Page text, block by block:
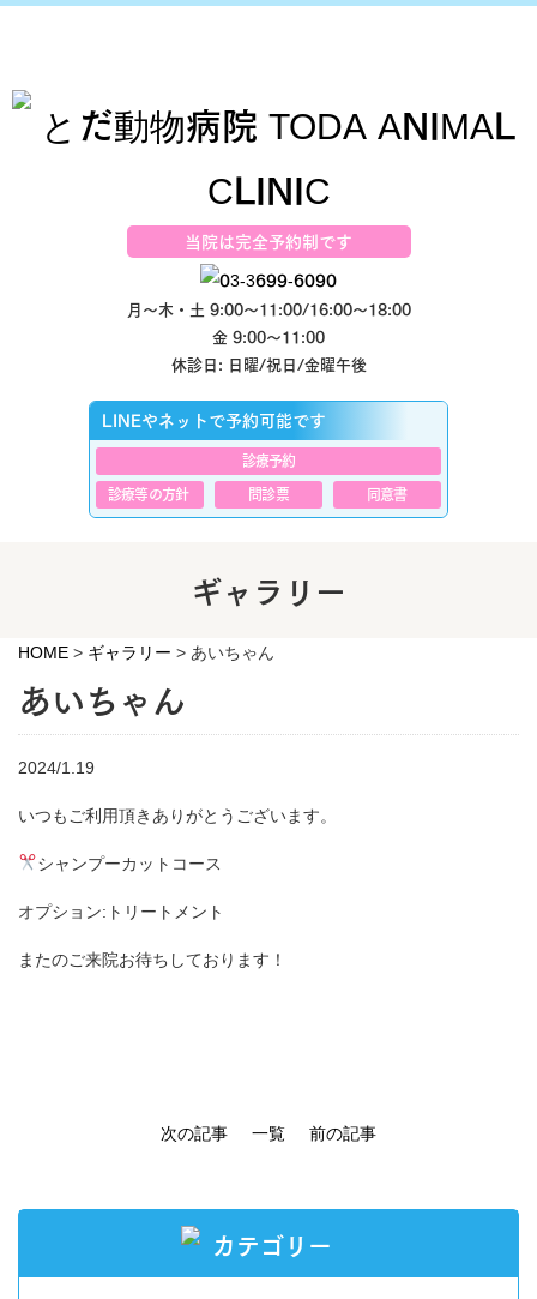
LINEやネットで予約可能です
診療予約
診療等の方針
問診票 同意書
当院は完全予約制です
月～木・土 9:00～11:00/16:00～18:00
金 9:00～11:00
休診日: 日曜/祝日/金曜午後
ギャラリー
HOME > ギャラリー > あいちゃん
あいちゃん
2024/1.19
いつもご利用頂きありがとうございます。
シャンプーカットコース
オプション:トリートメント
またのご来院お待ちしております！
次の記事 一覧 前の記事
カテゴリー